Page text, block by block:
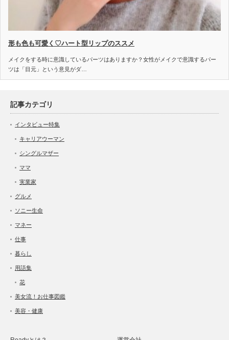
形も色も可愛く♡ハート型リップのススメ
メイクをする時に意識しているパーツはありますか？女性がメイクで意識するパー
ツは「目元」という意見がダ…
記事カテゴリ
インタビュー特集
キャリアウーマン
シングルマザー
ママ
実業家
グルメ
ソニー生命
マネー
仕事
暮らし
用語集
花
美女流！お仕事図鑑
美容・健康